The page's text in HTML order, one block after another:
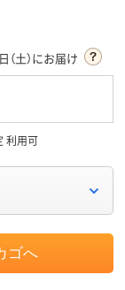
土）にお届け
利用可
ゴへ